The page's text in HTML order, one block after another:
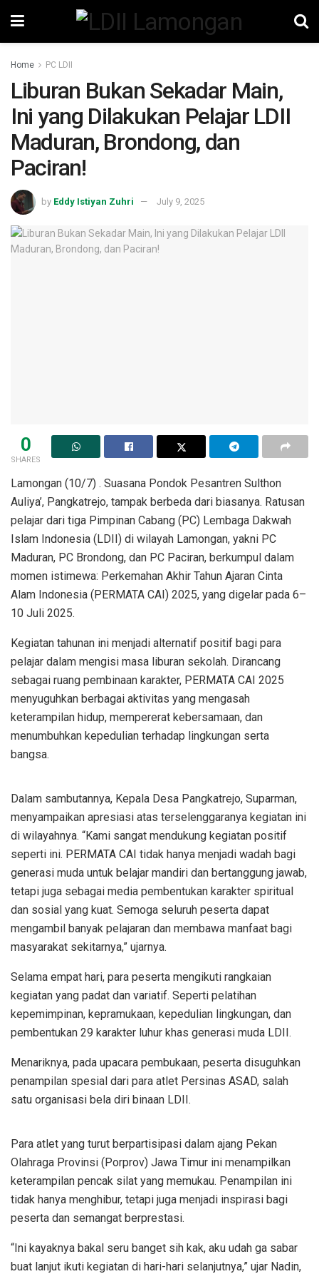
Home PC LDII
Liburan Bukan Sekadar Main,
Ini yang Dilakukan Pelajar LDII
Maduran, Brondong, dan
Paciran!
by Eddy Istiyan Zuhri July 9, 2025
0
SHARES
Lamongan (10/7) . Suasana Pondok Pesantren Sulthon
Auliya’, Pangkatrejo, tampak berbeda dari biasanya. Ratusan
pelajar dari tiga Pimpinan Cabang (PC) Lembaga Dakwah
Islam Indonesia (LDII) di wilayah Lamongan, yakni PC
Maduran, PC Brondong, dan PC Paciran, berkumpul dalam
momen istimewa: Perkemahan Akhir Tahun Ajaran Cinta
Alam Indonesia (PERMATA CAI) 2025, yang digelar pada 6–
10 Juli 2025.
Kegiatan tahunan ini menjadi alternatif positif bagi para
pelajar dalam mengisi masa liburan sekolah. Dirancang
sebagai ruang pembinaan karakter, PERMATA CAI 2025
menyuguhkan berbagai aktivitas yang mengasah
keterampilan hidup, mempererat kebersamaan, dan
menumbuhkan kepedulian terhadap lingkungan serta
bangsa.
Dalam sambutannya, Kepala Desa Pangkatrejo, Suparman,
menyampaikan apresiasi atas terselenggaranya kegiatan ini
di wilayahnya. “Kami sangat mendukung kegiatan positif
seperti ini. PERMATA CAI tidak hanya menjadi wadah bagi
generasi muda untuk belajar mandiri dan bertanggung jawab,
tetapi juga sebagai media pembentukan karakter spiritual
dan sosial yang kuat. Semoga seluruh peserta dapat
mengambil banyak pelajaran dan membawa manfaat bagi
masyarakat sekitarnya,” ujarnya.
Selama empat hari, para peserta mengikuti rangkaian
kegiatan yang padat dan variatif. Seperti pelatihan
kepemimpinan, kepramukaan, kepedulian lingkungan, dan
pembentukan 29 karakter luhur khas generasi muda LDII.
Menariknya, pada upacara pembukaan, peserta disuguhkan
penampilan spesial dari para atlet Persinas ASAD, salah
satu organisasi bela diri binaan LDII.
Para atlet yang turut berpartisipasi dalam ajang Pekan
Olahraga Provinsi (Porprov) Jawa Timur ini menampilkan
keterampilan pencak silat yang memukau. Penampilan ini
tidak hanya menghibur, tetapi juga menjadi inspirasi bagi
peserta dan semangat berprestasi.
“Ini kayaknya bakal seru banget sih kak, aku udah ga sabar
buat lanjut ikuti kegiatan di hari-hari selanjutnya,” ujar Nadin,